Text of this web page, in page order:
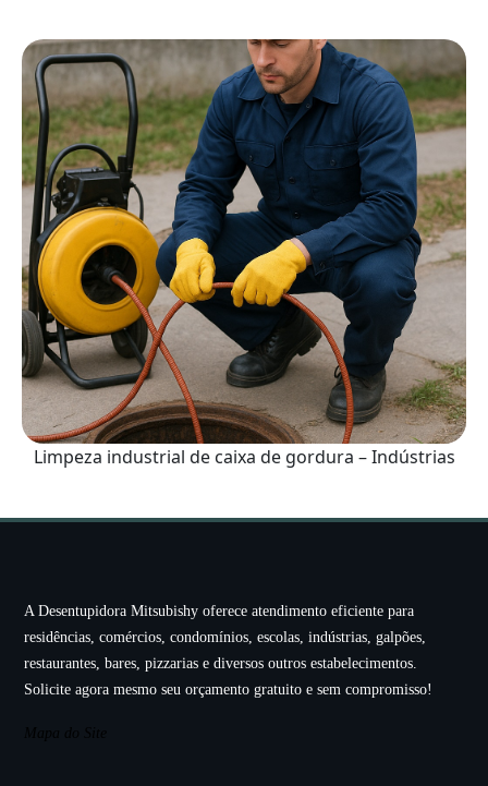
Limpeza industrial de caixa de gordura – Indústrias
A Desentupidora Mitsubishy oferece atendimento eficiente para
residências, comércios, condomínios, escolas, indústrias, galpões,
restaurantes, bares, pizzarias e diversos outros estabelecimentos.
Solicite agora mesmo seu orçamento gratuito e sem compromisso!
Mapa do Site